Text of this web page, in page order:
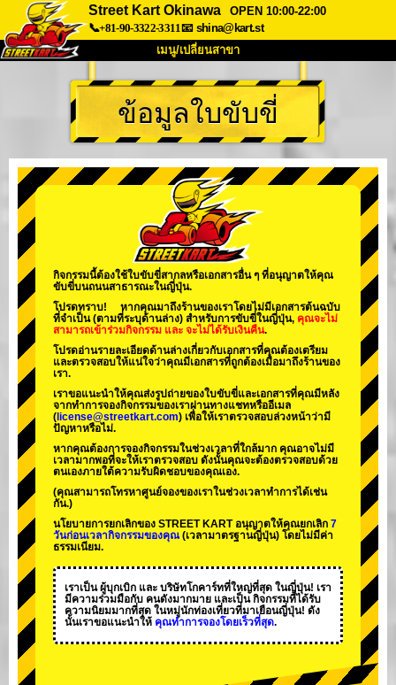
Street Kart Okinawa
OPEN 10:00-22:00
📞+81-90-3322-3311📧 shina@kart.st
เมนู/เปลี่ยนสาขา
หน้าแรก
เกี่ยวกับ สเปค ราคา
บริษัท การจอง
เปลี่ยนสาขา
Tokyo Shinagawa
Tokyo Akihabara#2 Tokyo Shibuya
Tokyo Asakusa Osaka
Okinawa
ข้อมูลใบขับขี่
กิจกรรมนี้ต้องใช้ใบขับขี่สากลหรือเอกสารอื่น ๆ ที่อนุญาตให้คุณ
ขับขี่บนถนนสาธารณะในญี่ปุ่น.
โปรดทราบ! หากคุณมาถึงร้านของเราโดยไม่มีเอกสารต้นฉบับ
ที่จำเป็น (ตามที่ระบุด้านล่าง) สำหรับการขับขี่ในญี่ปุ่น, คุณจะไม่
สามารถเข้าร่วมกิจกรรม และ จะไม่ได้รับเงินคืน.
โปรดอ่านรายละเอียดด้านล่างเกี่ยวกับเอกสารที่คุณต้องเตรียม
และตรวจสอบให้แน่ใจว่าคุณมีเอกสารที่ถูกต้องเมื่อมาถึงร้านของ
เรา.
เราขอแนะนำให้คุณส่งรูปถ่ายของใบขับขี่และเอกสารที่คุณมีหลัง
จากทำการจองกิจกรรมของเราผ่านทางแชทหรืออีเมล
( license@streetkart.com) เพื่อให้เราตรวจสอบล่วงหน้าว่ามี
ปัญหาหรือไม่.
หากคุณต้องการจองกิจกรรมในช่วงเวลาที่ใกล้มาก คุณอาจไม่มี
เวลามากพอที่จะให้เราตรวจสอบ ดังนั้นคุณจะต้องตรวจสอบด้วย
ตนเองภายใต้ความรับผิดชอบของคุณเอง.
(คุณสามารถโทรหาศูนย์จองของเราในช่วงเวลาทำการได้เช่น
กัน.)
นโยบายการยกเลิกของ STREET KART อนุญาตให้คุณยกเลิก 7
วันก่อนเวลากิจกรรมของคุณ(เวลามาตรฐานญี่ปุ่น) โดยไม่มีค่า
ธรรมเนียม.
เราเป็นผู้บุกเบิก และ บริษัทโกคาร์ทที่ใหญ่ที่สุด ในญี่ปุ่น! เรา
มีความร่วมมือกับ คนดังมากมาย และเป็นกิจกรรมที่ได้รับ
ความนิยมมากที่สุด ในหมู่นักท่องเที่ยวที่มาเยือนญี่ปุ่น! ดัง
นั้นเราขอแนะนำให้ คุณทำการจองโดยเร็วที่สุด.